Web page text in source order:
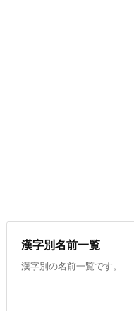
漢字別名前一覧
漢字別の名前一覧です。